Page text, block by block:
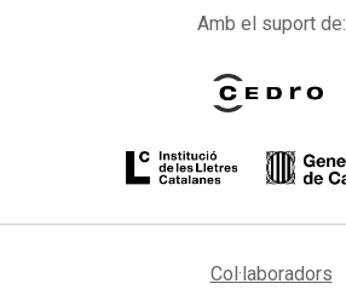
Amb el suport de:
Col·laboradors